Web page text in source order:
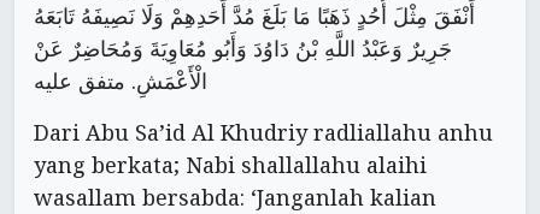
أَنْفَقَ مِثْلَ أُحُدٍ ذَهَبًا مَا بَلَغَ مُدَّ أَحَدِهِمْ وَلَا نَصِيفَهُ تَابَعَهُ
جَرِيرٌ وَعَبْدُ اللَّهِ بْنُ دَاوُدَ وَأَبُو مُعَاوِيَةَ وَمُحَاضِرٌ عَنْ
الْأَعْمَشِ. متفق عليه
Dari Abu Sa’id Al Khudriy radliallahu anhu
yang berkata; Nabi shallallahu alaihi
wasallam bersabda: ‘Janganlah kalian